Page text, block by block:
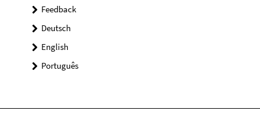
Feedback
Deutsch
English
Português